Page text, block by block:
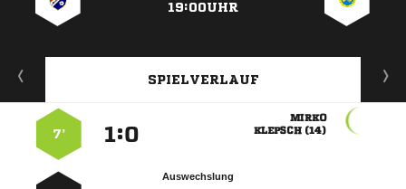
19:00UHR
SPIELVERLAUF

 
:
7’
Auswechslung